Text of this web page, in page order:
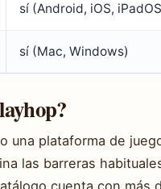
sí (Android, iOS,
sí (Mac, Windows)
una plataforma de
las barreras
cuenta con más